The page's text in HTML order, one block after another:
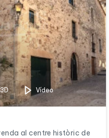
Vídeo
al centre històric de